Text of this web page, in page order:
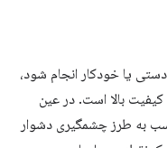
یا خودکار انجام شود،
بالا است. در عین
به طرز چشمگیری دشوار